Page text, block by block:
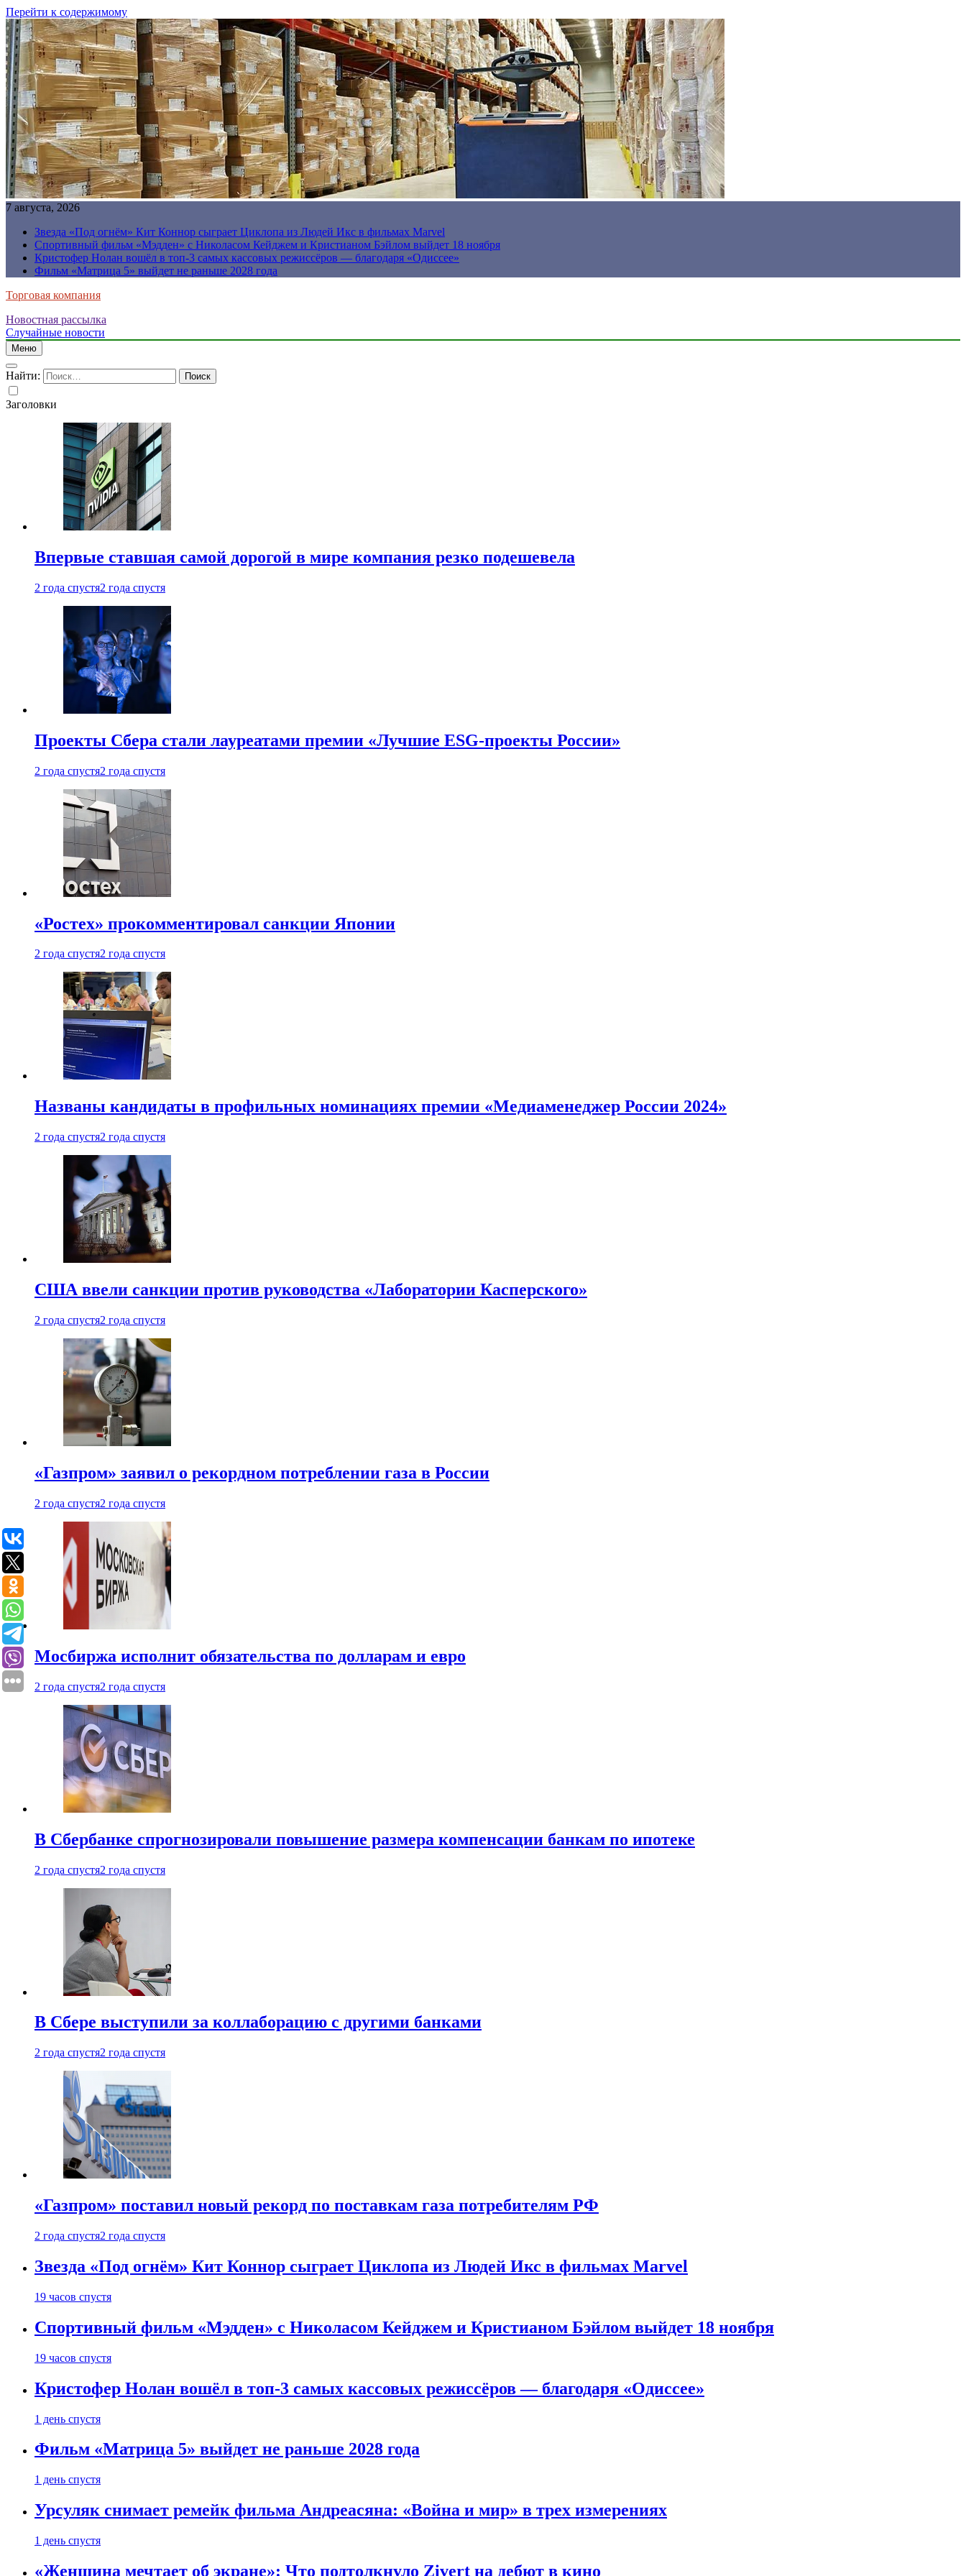
Перейти к содержимому
7 августа, 2026
Звезда «Под огнём» Кит Коннор сыграет Циклопа из Людей Икс в фильмах Marvel
Спортивный фильм «Мэдден» с Николасом Кейджем и Кристианом Бэйлом выйдет 18 ноября
Кристофер Нолан вошёл в топ-3 самых кассовых режиссёров — благодаря «Одиссее»
Фильм «Матрица 5» выйдет не раньше 2028 года
Торговая компания
Новостная рассылка
Случайные новости
Меню
Найти:
Заголовки
Впервые ставшая самой дорогой в мире компания резко подешевела
2 года спустя2 года спустя
Проекты Сбера стали лауреатами премии «Лучшие ESG-проекты России»
2 года спустя2 года спустя
«Ростех» прокомментировал санкции Японии
2 года спустя2 года спустя
Названы кандидаты в профильных номинациях премии «Медиаменеджер России 2024»
2 года спустя2 года спустя
США ввели санкции против руководства «Лаборатории Касперского»
2 года спустя2 года спустя
«Газпром» заявил о рекордном потреблении газа в России
2 года спустя2 года спустя
Мосбиржа исполнит обязательства по долларам и евро
2 года спустя2 года спустя
В Сбербанке спрогнозировали повышение размера компенсации банкам по ипотеке
2 года спустя2 года спустя
В Сбере выступили за коллаборацию с другими банками
2 года спустя2 года спустя
«Газпром» поставил новый рекорд по поставкам газа потребителям РФ
2 года спустя2 года спустя
Звезда «Под огнём» Кит Коннор сыграет Циклопа из Людей Икс в фильмах Marvel
19 часов спустя
Спортивный фильм «Мэдден» с Николасом Кейджем и Кристианом Бэйлом выйдет 18 ноября
19 часов спустя
Кристофер Нолан вошёл в топ-3 самых кассовых режиссёров — благодаря «Одиссее»
1 день спустя
Фильм «Матрица 5» выйдет не раньше 2028 года
1 день спустя
Урсуляк снимает ремейк фильма Андреасяна: «Война и мир» в трех измерениях
1 день спустя
«Женщина мечтает об экране»: Что подтолкнуло Zivert на дебют в кино